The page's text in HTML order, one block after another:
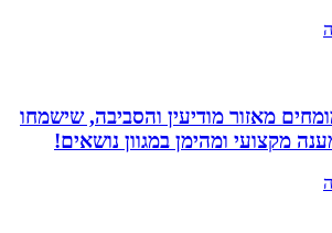
מאזור מודיעין והסביבה, שישמחו
ומהימן במגוון נושאים!